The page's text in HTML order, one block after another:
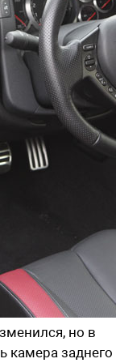
но в
камера заднего